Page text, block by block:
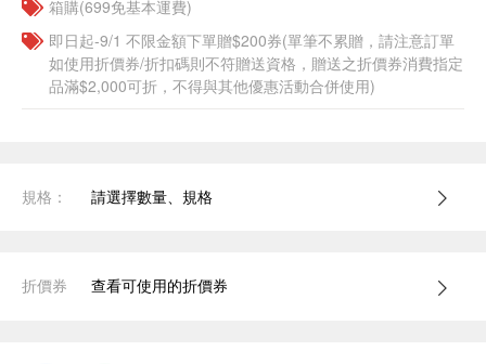
箱購(699免基本運費)
即日起-9/1 不限金額下單贈$200券(單筆不累贈，請注意訂單
如使用折價券/折扣碼則不符贈送資格，贈送之折價券消費指定
品滿$2,000可折，不得與其他優惠活動合併使用)
規格： 請選擇數量、規格
折價券 查看可使用的折價券